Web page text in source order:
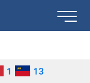
+ 1]
[AK + 2]
Toggle
1 13